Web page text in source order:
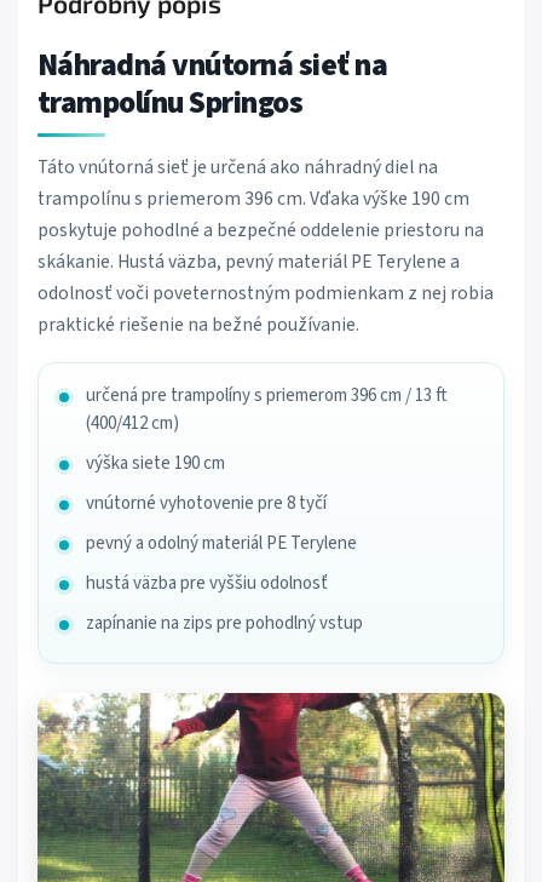
Náhradná vnútorná sieť na
trampolínu Springos
Táto vnútorná sieť je určená ako náhradný diel na
trampolínu s priemerom 396 cm. Vďaka výške 190 cm
poskytuje pohodlné a bezpečné oddelenie priestoru na
skákanie. Hustá väzba, pevný materiál PE Terylene a
odolnosť voči poveternostným podmienkam z nej robia
praktické riešenie na bežné používanie.
určená pre trampolíny s priemerom 396 cm / 13 ft
(400/412 cm)
výška siete 190 cm
vnútorné vyhotovenie pre 8 tyčí
pevný a odolný materiál PE Terylene
hustá väzba pre vyššiu odolnosť
zapínanie na zips pre pohodlný vstup